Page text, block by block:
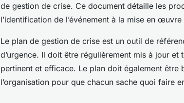
de gestion de crise. Ce document détaille les
l’identification de l’événement à la mise en
Le plan de gestion de crise est un outil de
d’urgence. Il doit être régulièrement mis à jour et
pertinent et efficace. Le plan doit également être
l’organisation pour que chacun sache quoi faire